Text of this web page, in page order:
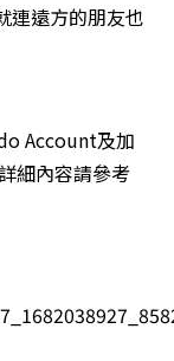
連遠方的朋友也
Account及加
細內容請參考